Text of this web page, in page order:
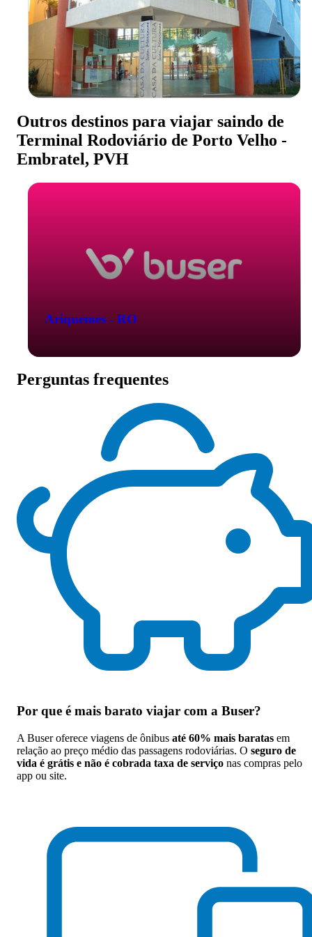
Outros destinos para viajar saindo de
Terminal Rodoviário de Porto Velho -
Embratel, PVH
Ariquemes - RO
Perguntas frequentes
Por que é mais barato viajar com a Buser?
A Buser oferece viagens de ônibus até 60% mais baratas em
relação ao preço médio das passagens rodoviárias. O seguro de
vida é grátis e não é cobrada taxa de serviço nas compras pelo
app ou site.